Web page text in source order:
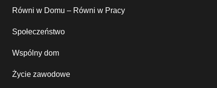
Równi w Domu – Równi w Pracy
Społeczeństwo
Wspólny dom
Życie zawodowe